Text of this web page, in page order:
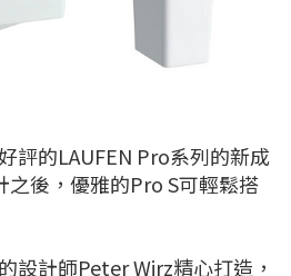
評的LAUFEN Pro系列的新成
之後，優雅的Pro S可輕鬆搭
設計師Peter Wirz精心打造，